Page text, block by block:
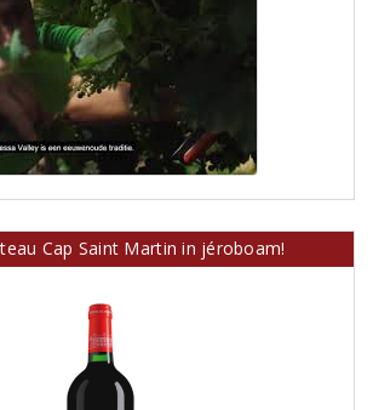
Cap Saint Martin in jéroboam!